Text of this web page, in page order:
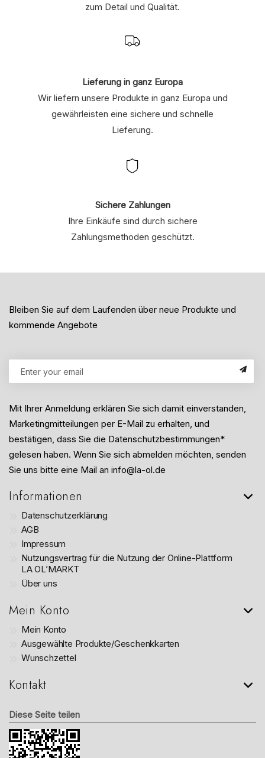
zum Detail und Qualität.
Lieferung in ganz Europa
Wir liefern unsere Produkte in ganz Europa und
gewährleisten eine sichere und schnelle
Lieferung.
Sichere Zahlungen
Ihre Einkäufe sind durch sichere
Zahlungsmethoden geschützt.
Bleiben Sie auf dem Laufenden über neue Produkte und
kommende Angebote
Mit Ihrer Anmeldung erklären Sie sich damit einverstanden,
Marketingmitteilungen per E-Mail zu erhalten, und
bestätigen, dass Sie die Datenschutzbestimmungen*
gelesen haben. Wenn Sie sich abmelden möchten, senden
Sie uns bitte eine Mail an info@la-ol.de
Informationen
Datenschutzerklärung
AGB
Impressum
Nutzungsvertrag für die Nutzung der Online-Plattform
LA OL’MARKT
Über uns
Mein Konto
Mein Konto
Ausgewählte Produkte/Geschenkkarten
Wunschzettel
Kontakt
Diese Seite teilen